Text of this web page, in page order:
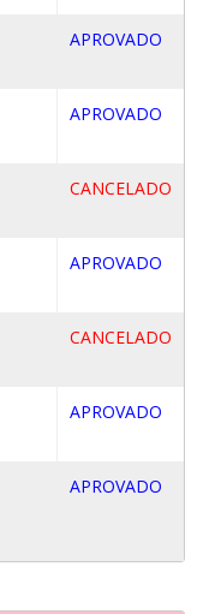
APROVADO
APROVADO
CANCELADO
APROVADO
CANCELADO
APROVADO
APROVADO